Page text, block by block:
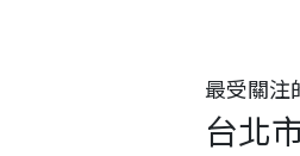
最受關注
台北